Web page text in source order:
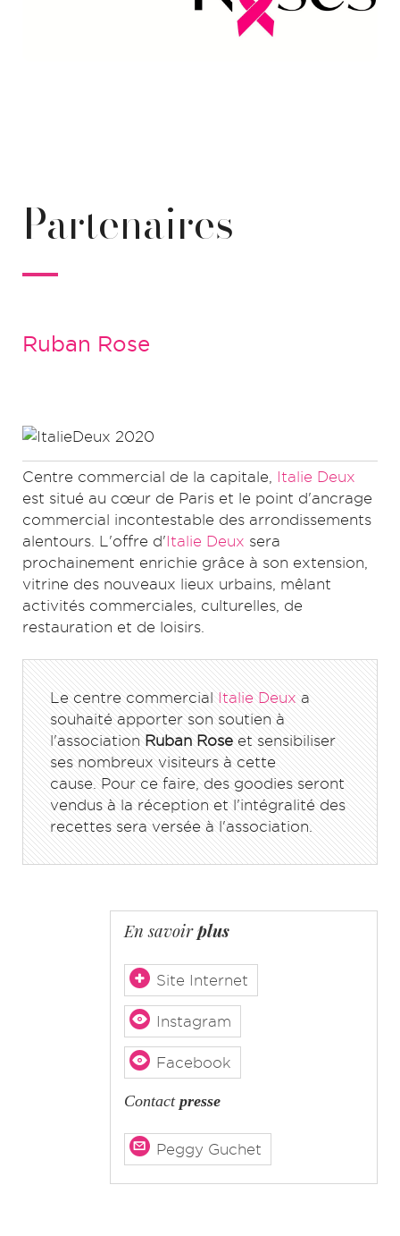
Partenaires
Ruban Rose
Centre commercial de la capitale,
Italie Deux
est situé au cœur de Paris et le point d'ancrage
commercial incontestable des arrondissements
alentours. L'offre d'Italie Deux sera
prochainement enrichie grâce à son extension,
vitrine des nouveaux lieux urbains, mêlant
activités commerciales, culturelles, de
restauration et de loisirs.
Le centre commercialItalie Deuxa
souhaité apporter son soutien à
l'associationRuban Roseet sensibiliser
ses nombreux visiteurs à cette
cause. Pour ce faire, des goodies seront
vendus à la réception et l'intégralité des
recettes sera versée à l'association.
En savoirplus
Site Internet
Instagram
Facebook
Contact presse
Peggy Guchet